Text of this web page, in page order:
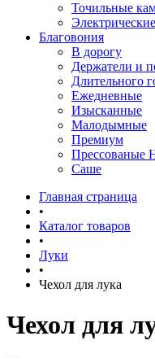
Точильные
Благовония
В дорогу
Держатели и
Длительного
Ежедневные
Изысканные
Малодымные
Премиум
Прессованые
Саше
Главная страница
•
Каталог товаров
•
Луки
•
Чехол для лука
Чехол для